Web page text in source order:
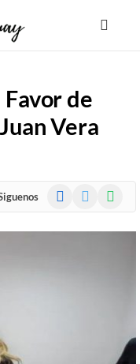
de
Vera
Facebook